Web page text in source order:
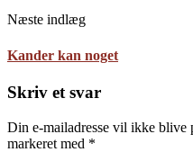
Næste indlæg
Kander kan noget
Skriv et svar
Din e-mailadresse vil ikke blive
markeret med *